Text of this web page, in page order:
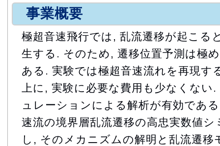
事業概要
極超音速飛行では, 乱流遷移が起こる
生する. そのため, 遷移位置予測は極
ある. 実験では極超音速流れを再現す
上に, 実験に必要な費用も少なくな
ュレーションによる解析が有効であ
速流の境界層乱流遷移の高忠実数値
し, そのメカニズムの解明と乱流遷移